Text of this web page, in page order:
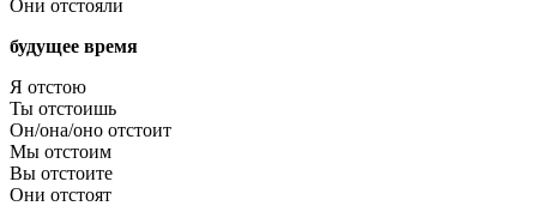
Они отстояли
будущее время
Я отстою
Ты отстоишь
Он/она/оно отстоит
Мы отстоим
Вы отстоите
Они отстоят